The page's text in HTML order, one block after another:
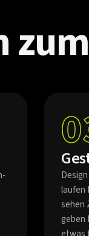
zum
laufen
sehen
geben